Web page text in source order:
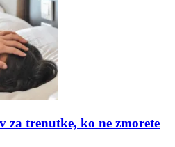
za trenutke, ko ne zmorete